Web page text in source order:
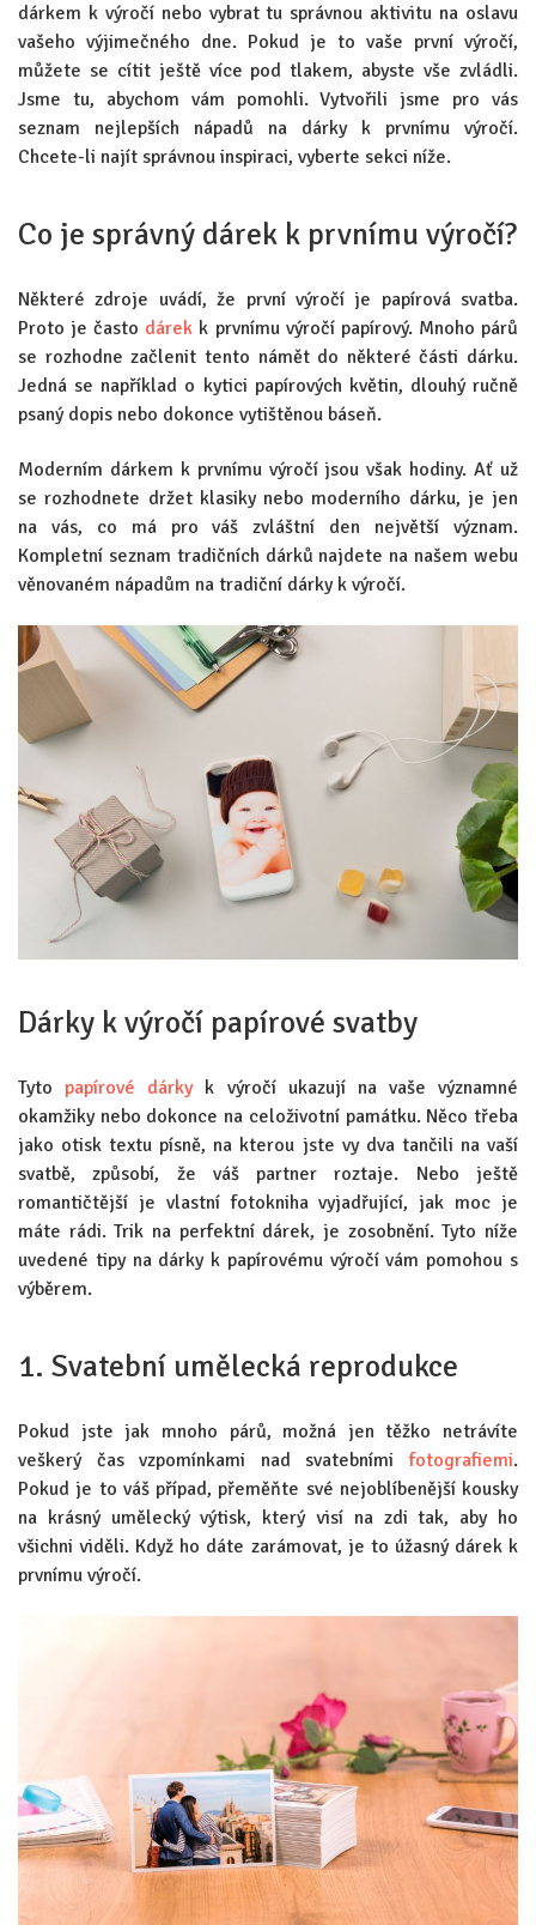
dárkem k výročí nebo vybrat tu správnou aktivitu na oslavu
vašeho výjimečného dne. Pokud je to vaše první výročí,
můžete se cítit ještě více pod tlakem, abyste vše zvládli.
Jsme tu, abychom vám pomohli. Vytvořili jsme pro vás
seznam nejlepších nápadů na dárky k prvnímu výročí.
Chcete-li najít správnou inspiraci, vyberte sekci níže.
Co je správný dárek k prvnímu výročí?
Některé zdroje uvádí, že první výročí je papírová svatba.
Proto je často dárek k prvnímu výročí papírový. Mnoho párů
se rozhodne začlenit tento námět do některé části dárku.
Jedná se například o kytici papírových květin, dlouhý ručně
psaný dopis nebo dokonce vytištěnou báseň.
Moderním dárkem k prvnímu výročí jsou však hodiny. Ať už
se rozhodnete držet klasiky nebo moderního dárku, je jen
na vás, co má pro váš zvláštní den největší význam.
Kompletní seznam tradičních dárků najdete na našem webu
věnovaném nápadům na tradiční dárky k výročí.
Dárky k výročí papírové svatby
Tyto papírové dárkyk výročí ukazují na vaše významné
okamžiky nebo dokonce na celoživotní památku. Něco třeba
jako otisk textu písně, na kterou jste vy dva tančili na vaší
svatbě, způsobí, že váš partner roztaje. Nebo ještě
romantičtější je vlastní fotokniha vyjadřující, jak moc je
máte rádi. Trik na perfektní dárek, je zosobnění. Tyto níže
uvedené tipy na dárky k papírovému výročí vám pomohou s
výběrem.
1. Svatební umělecká reprodukce
Pokud jste jak mnoho párů, možná jen těžko netrávíte
veškerý čas vzpomínkami nad svatebnímifotografiemi.
Pokud je to váš případ, přeměňte své nejoblíbenější kousky
na krásný umělecký výtisk, který visí na zdi tak, aby ho
všichni viděli. Když ho dáte zarámovat, je to úžasný dárek k
prvnímu výročí.